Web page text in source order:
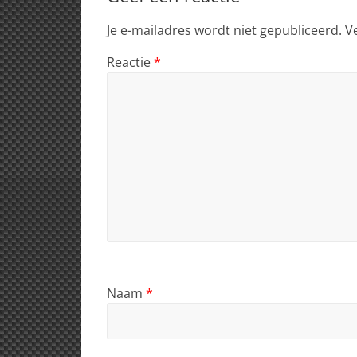
Je e-mailadres wordt niet gepubliceerd.
Reactie*
Naam *